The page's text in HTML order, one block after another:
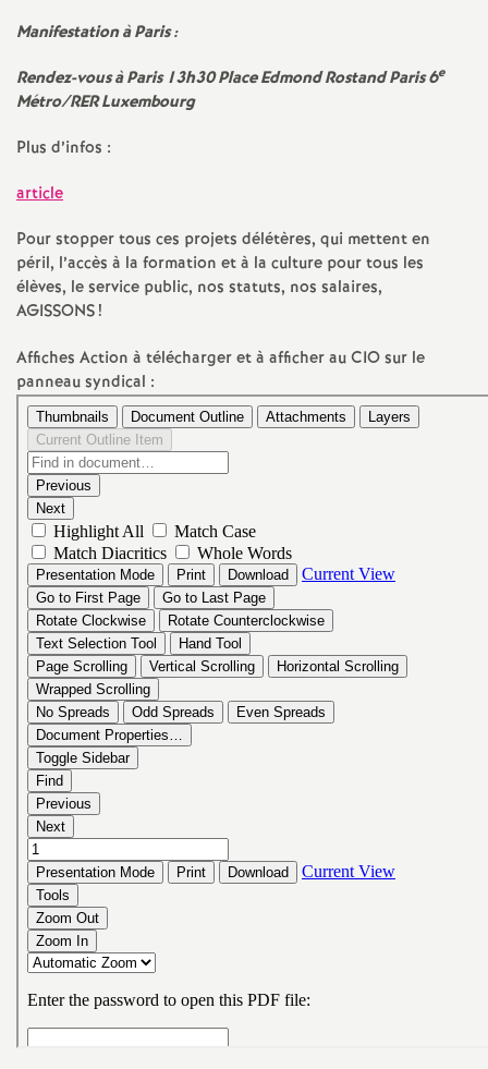
s
S
c
o
d
e
O
Manifestation à Paris :
Rendez-vous à Paris 13h30 Place Edmond Rostand Paris 6e
Métro/RERLuxembourg
Plus d’infos :
article
Pour stopper tous ces projets délétères, qui mettent en
péril, l’accès à la formation et à la culture pour tous les
élèves, le service public, nos statuts, nos salaires,
AGISSONS!
Affiches Action à télécharger et à afficher auCIOsur le
panneau syndical :